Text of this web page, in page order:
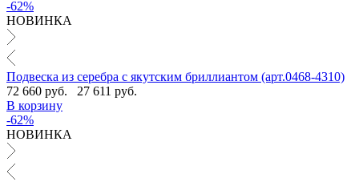
-62%
НОВИНКА
Подвеска из серебра с якутским бриллиантом (арт.0468-4310)
72 660 руб.
27 611 руб.
В корзину
-62%
НОВИНКА